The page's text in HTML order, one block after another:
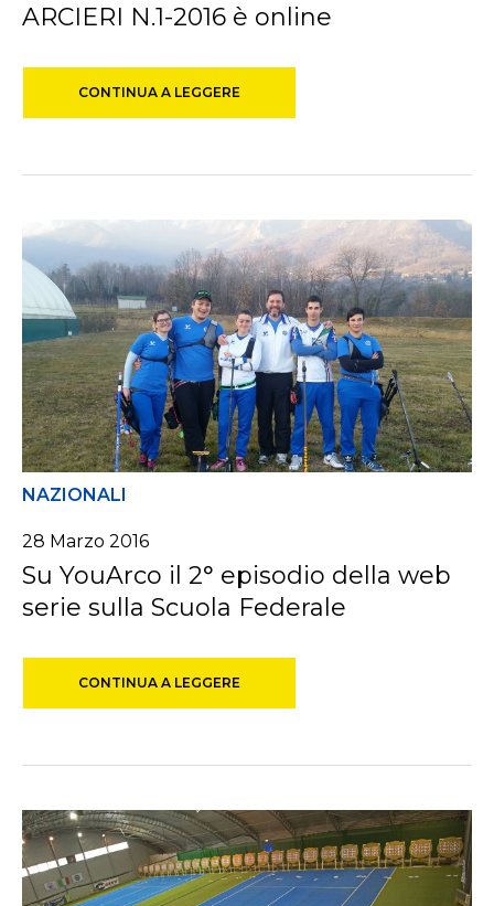
ARCIERI N.1-2016 è online
CONTINUA A LEGGERE
NAZIONALI
28 Marzo 2016
Su YouArco il 2° episodio della web
serie sulla Scuola Federale
CONTINUA A LEGGERE